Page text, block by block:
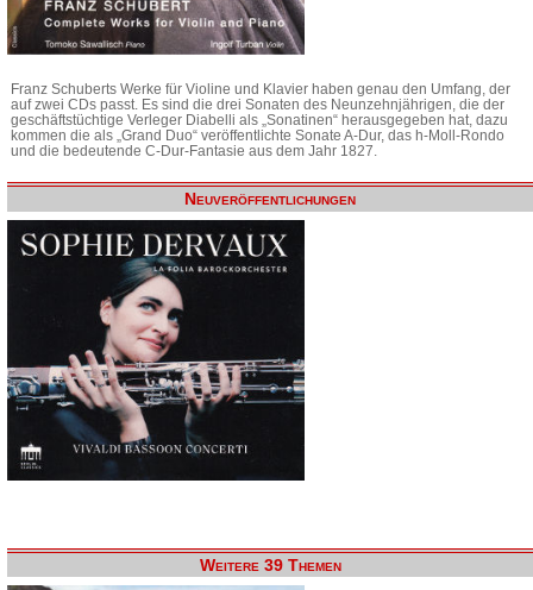
Franz Schuberts Werke für Violine und Klavier haben genau den Umfang, der
auf zwei CDs passt. Es sind die drei Sonaten des Neunzehnjährigen, die der
geschäftstüchtige Verleger Diabelli als „Sonatinen“ herausgegeben hat, dazu
kommen die als „Grand Duo“ veröffentlichte Sonate A-Dur, das h-Moll-Rondo
und die bedeutende C-Dur-Fantasie aus dem Jahr 1827.
Neuveröffentlichungen
Weitere 39 Themen